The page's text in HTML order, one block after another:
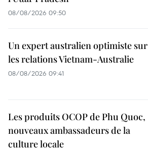
08/08/2026 09:50
Un expert australien optimiste sur
les relations Vietnam-Australie
08/08/2026 09:41
Les produits OCOP de Phu Quoc,
nouveaux ambassadeurs de la
culture locale